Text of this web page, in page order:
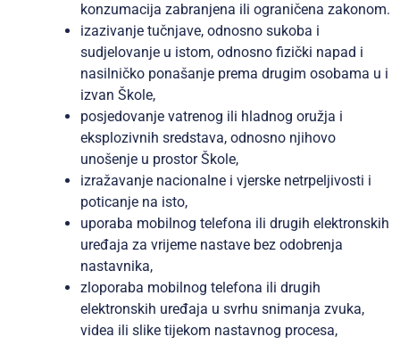
konzumacija zabranjena ili ograničena zakonom.
izazivanje tučnjave, odnosno sukoba i
sudjelovanje u istom, odnosno fizički napad i
nasilničko ponašanje prema drugim osobama u i
izvan Škole,
posjedovanje vatrenog ili hladnog oružja i
eksplozivnih sredstava, odnosno njihovo
unošenje u prostor Škole,
izražavanje nacionalne i vjerske netrpeljivosti i
poticanje na isto,
uporaba mobilnog telefona ili drugih elektronskih
uređaja za vrijeme nastave bez odobrenja
nastavnika,
zloporaba mobilnog telefona ili drugih
elektronskih uređaja u svrhu snimanja zvuka,
videa ili slike tijekom nastavnog procesa,